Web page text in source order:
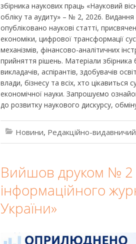
збірника наукових праць «Науковий
обліку та аудиту» – № 2, 2026.
опубліковано наукові статті,
економіки, цифрової трансформації
механізмів, фінансово-аналітичних
прийняття рішень. Матеріали
викладачів, аспірантів, здобувачів
влади, бізнесу та всіх, хто цікавиться
економічної науки. Запрошуємо
до розвитку наукового дискурсу,
Новини, Редакційно-видавничий
Вийшов друком № 2
інформаційного
України»